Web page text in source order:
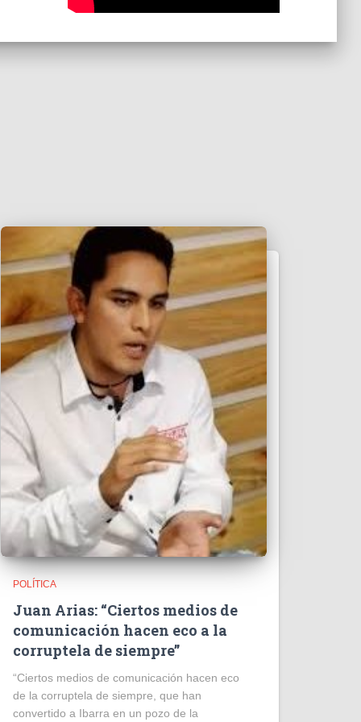
POLÍTICA
Juan Arias: “Ciertos medios de
comunicación hacen eco a la
corruptela de siempre”
“Ciertos medios de comunicación hacen eco
de la corruptela de siempre, que han
convertido a Ibarra en un pozo de la